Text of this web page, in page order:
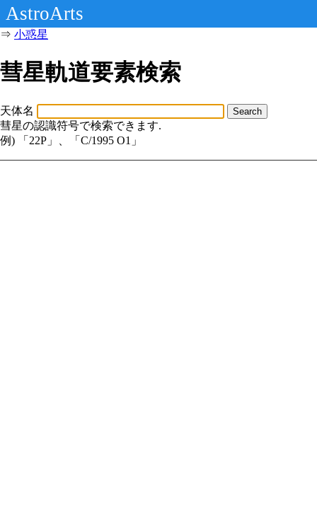
AstroArts
⇒ 小惑星
彗星軌道要素検索
天体名 Search
彗星の認識符号で検索できます.
例) 「22P」、「C/1995 O1」